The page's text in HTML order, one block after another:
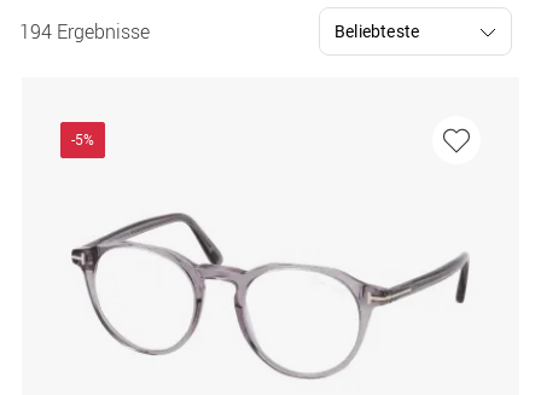
194 Ergebnisse
-5%